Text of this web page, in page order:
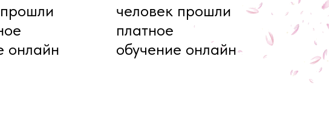
онлайн
человек прошли
платное
обучение онлайн